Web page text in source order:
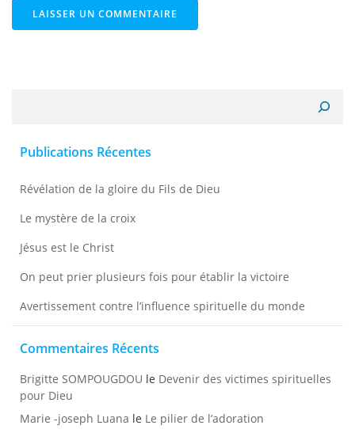
Publications Récentes
Révélation de la gloire du Fils de Dieu
Le mystère de la croix
Jésus est le Christ
On peut prier plusieurs fois pour établir la victoire
Avertissement contre l’influence spirituelle du monde
Commentaires Récents
Brigitte SOMPOUGDOU le Devenir des victimes spirituelles
pour Dieu
Marie -joseph Luana le Le pilier de l’adoration